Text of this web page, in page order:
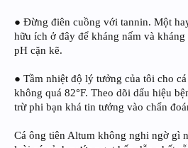
● Đừng điên cuồng với tannin. Một
hữu ích ở đây để kháng nấm và
pH cặn kẽ.
● Tầm nhiệt độ lý tưởng của tôi cho
không quá 82°F. Theo dõi dấu hiệu
trừ phi bạn khá tin tưởng vào chẩn
Cá ông tiên Altum không nghi ngờ gì